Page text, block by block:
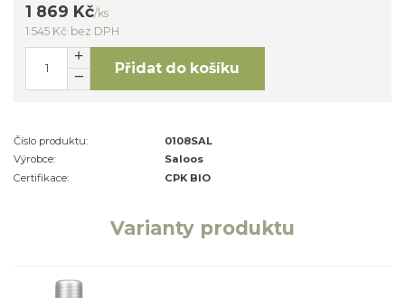
1 869 Kč/ks
1 545 Kč bez DPH
Přidat do košíku
Číslo produktu:
0108SAL
Výrobce:
Saloos
Certifikace:
CPK BIO
Varianty produktu